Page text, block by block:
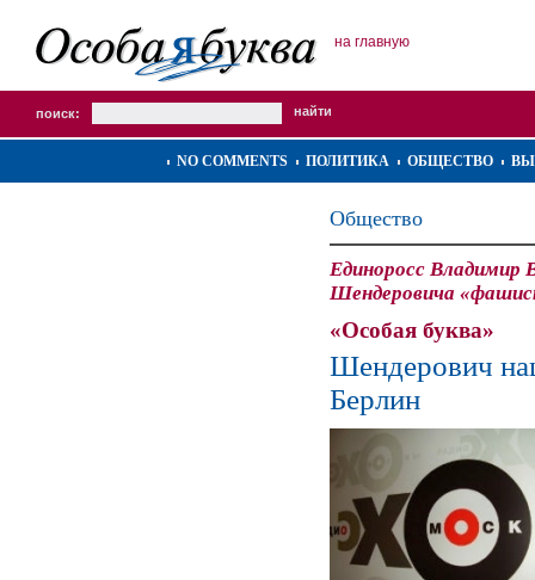
на главную
поиск:
NO COMMENTS ПОЛИТИКА ОБЩЕСТВО
Общество
Единоросс Владимир
Шендеровича
«Особая буква»
Шендерович
Берлин